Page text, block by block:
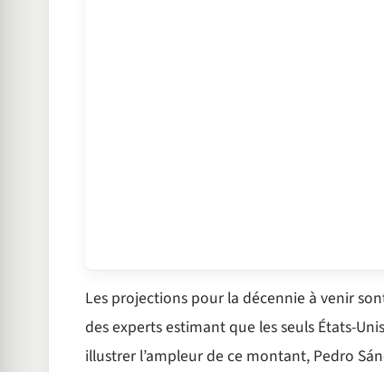
Les projections pour la décennie à venir
des experts estimant que les seuls États-
illustrer l’ampleur de ce montant, Pedro